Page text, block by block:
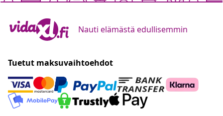
Nauti elämästä edullisemmin
Tuetut maksuvaihtoehdot